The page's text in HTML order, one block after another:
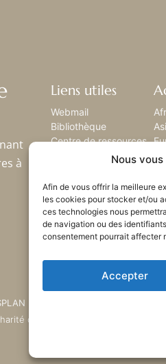
Nous
Afin de vous offrir la meilleure
les cookies pour stocker et/ou
ces technologies nous
de navigation ou des
consentement pourrait affecter
Accepter
à
Liens utiles
Webmail
Bibliothèque
Centre de ressources
Envoyez-nous votre
Plan du site
PLAN DU SITE
du Bon